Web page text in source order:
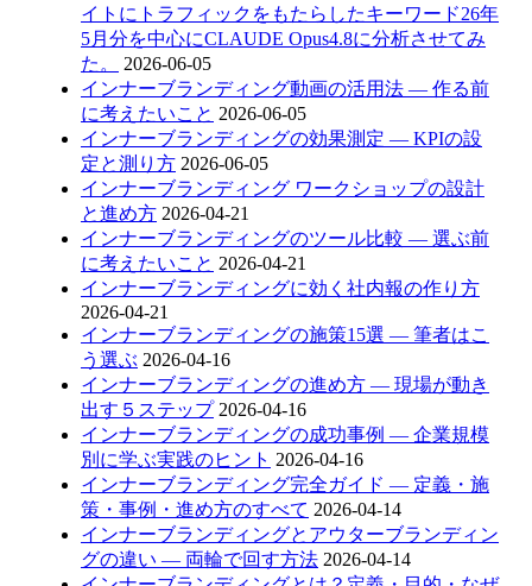
イトにトラフィックをもたらしたキーワード26年
5月分を中心にCLAUDE Opus4.8に分析させてみ
た。
2026-06-05
インナーブランディング動画の活用法 — 作る前
に考えたいこと 2026-06-05
インナーブランディングの効果測定 — KPIの設
定と測り方 2026-06-05
インナーブランディング ワークショップの設計
と進め方 2026-04-21
インナーブランディングのツール比較 — 選ぶ前
に考えたいこと 2026-04-21
インナーブランディングに効く社内報の作り方
2026-04-21
インナーブランディングの施策15選 — 筆者はこ
う選ぶ 2026-04-16
インナーブランディングの進め方 — 現場が動き
出す５ステップ 2026-04-16
インナーブランディングの成功事例 — 企業規模
別に学ぶ実践のヒント 2026-04-16
インナーブランディング完全ガイド — 定義・施
策・事例・進め方のすべて 2026-04-14
インナーブランディングとアウターブランディン
グの違い — 両輪で回す方法 2026-04-14